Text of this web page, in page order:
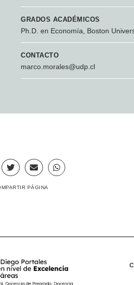
GRADOS ACADÉMICOS
Ph.D. en Economía, Boston
CONTACTO
marco.morales@udp.cl
PÁGINA